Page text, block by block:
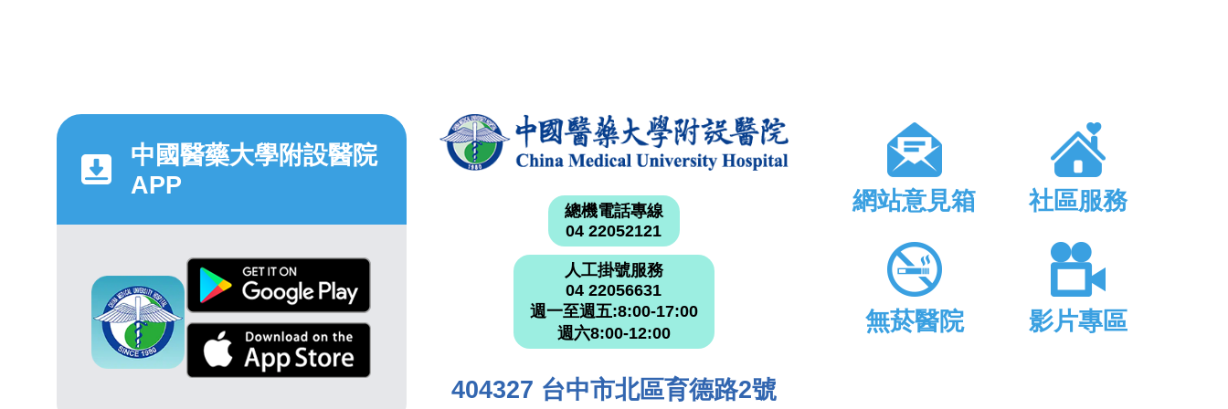
中國醫藥大學附設醫院
APP
總機電話專線
04 22052121
人工掛號服務
04 22056631
週一至週五:8:00-17:00
週六8:00-12:00
404327 台中市北區育德路2號
網站意見箱 社區服務
無菸醫院 影片專區